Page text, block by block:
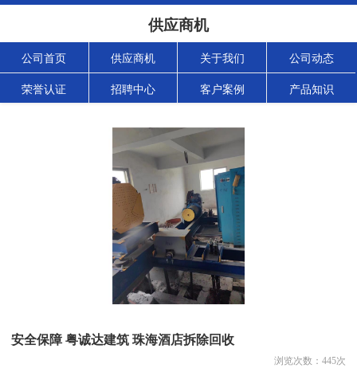
供应商机
公司首页 供应商机 关于我们 公司动态
荣誉认证 招聘中心 客户案例 产品知识
安全保障 粤诚达建筑 珠海酒店拆除回收
浏览次数： 445次